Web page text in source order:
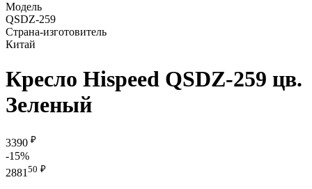
Модель
QSDZ-259
Страна-изготовитель
Китай
Кресло Hispeed QSDZ-259 цв.
Зеленый
3390 ₽
-15%
2881 50 ₽